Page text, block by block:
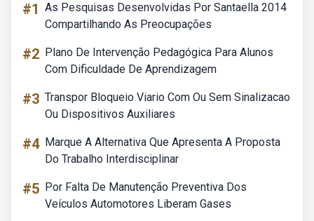
#1 As Pesquisas Desenvolvidas Por Santaella 2014
Compartilhando As Preocupações
#2 Plano De Intervenção Pedagógica Para Alunos
Com Dificuldade De Aprendizagem
#3 Transpor Bloqueio Viario Com Ou Sem Sinalizacao
Ou Dispositivos Auxiliares
#4 Marque A Alternativa Que Apresenta A Proposta
Do Trabalho Interdisciplinar
#5 Por Falta De Manutenção Preventiva Dos
Veículos Automotores Liberam Gases